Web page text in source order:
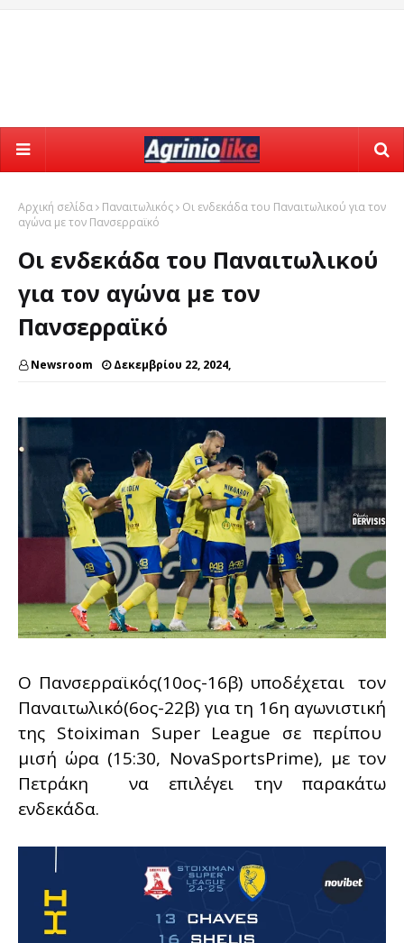
Αρχική σελίδα Παναιτωλικός
Οι ενδεκάδα του Παναιτωλικού για τον
αγώνα με τον Πανσερραϊκό
Οι ενδεκάδα του Παναιτωλικού
για τον αγώνα με τον
Πανσερραϊκό
Newsroom Δεκεμβρίου 22, 2024,
Ο Πανσερραϊκός(10ος-16β) υποδέχεται τον
Παναιτωλικό(6ος-22β) για τη 16η αγωνιστική
της Stoiximan Super League σε περίπου
μισή ώρα (15:30, NovaSportsPrime), με τον
Πετράκη να επιλέγει την παρακάτω
ενδεκάδα.